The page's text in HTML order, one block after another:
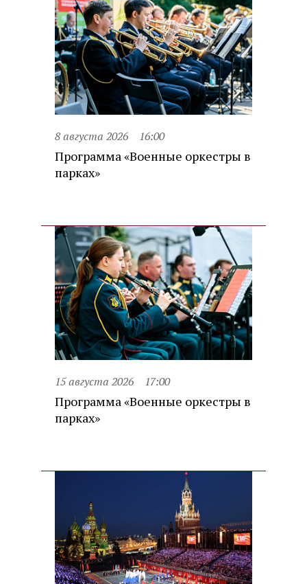
8 августа 2026 16:00
Программа «Военные оркестры в
парках»
15 августа 2026 17:00
Программа «Военные оркестры в
парках»